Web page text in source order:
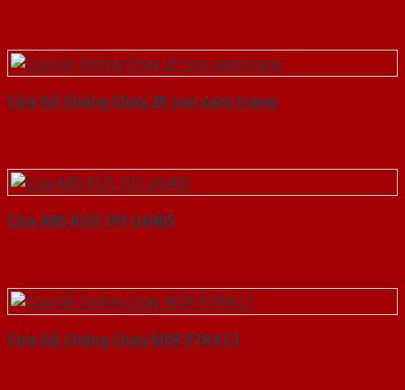
Cửa Gỗ Chống Cháy 2P son xam trang
Cửa ABS KOS 101 U6405
Cửa Gỗ Chống Cháy MDF P1R4 C1